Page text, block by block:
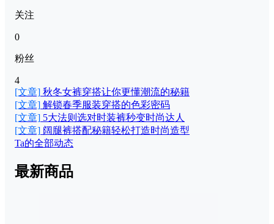
关注
0
粉丝
4
[文章] 秋冬女裤穿搭让你更懂潮流的秘籍
[文章] 解锁春季服装穿搭的色彩密码
[文章] 5大法则选对时装裤秒变时尚达人
[文章] 阔腿裤搭配秘籍轻松打造时尚造型
Ta的全部动态
最新商品